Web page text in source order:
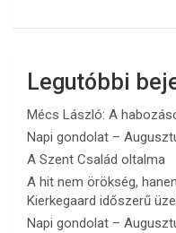
Legutóbbi
Mécs László: A
Napi gondolat –
A Szent Család oltalma
A hit nem örökség,
Kierkegaard időszerű
Napi gondolat –